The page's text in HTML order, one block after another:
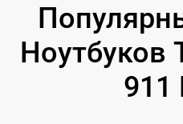
Ноутбуков
911